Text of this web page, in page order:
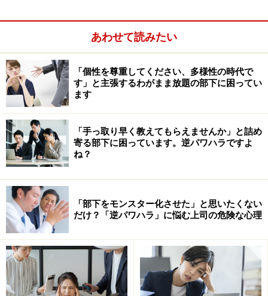
えることが必須です。
STEAM教育の観点がない現状
現状、これからの産業界で必要とされている理系・技術
系の人材を育成するSTEAM教育の観点が、公立の中学・
高校の教育ではすっぽり抜け落ちています。
スタートアップを経営していた観点からいうと、日本で
は、ビジネスサイドの需要と、大学等から供給される技
術系学生の数が現状まったくマッチしていません。アメ
リカでは、データサイエンスやソフトウェアエンジニア
リングが重要な分野になるということが明らかになる
と、その学科の定員数が増えるのとは対照的です。
STEAMの中でも「E（Engineering）」の重要性にはすで
あわせて読みたい
「個性を尊重してください、多様性の時代で
す」と主張するわがまま放題の部下に困ってい
ます
「手っ取り早く教えてもらえませんか」と詰め
寄る部下に困っています。逆パワハラですよ
ね？
「部下をモンスター化させた」と思いたくない
だけ？「逆パワハラ」に悩む上司の危険な心理